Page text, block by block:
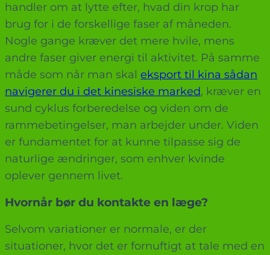
handler om at lytte efter, hvad din krop har
brug for i de forskellige faser af måneden.
Nogle gange kræver det mere hvile, mens
andre faser giver energi til aktivitet. På samme
måde som når man skal eksport til kina sådan
navigerer du i det kinesiske marked, kræver en
sund cyklus forberedelse og viden om de
rammebetingelser, man arbejder under. Viden
er fundamentet for at kunne tilpasse sig de
naturlige ændringer, som enhver kvinde
oplever gennem livet.
Hvornår bør du kontakte en læge?
Selvom variationer er normale, er der
situationer, hvor det er fornuftigt at tale med en